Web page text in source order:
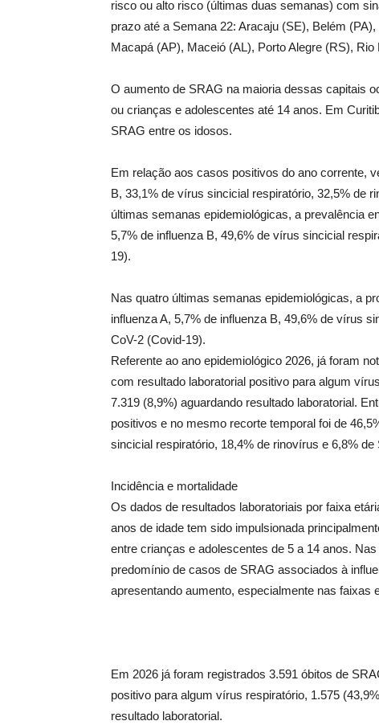
risco ou alto risco (últimas duas semanas) com
prazo até a Semana 22: Aracaju (SE), Belém
Macapá (AP), Maceió (AL), Porto Alegre (RS),
O aumento de SRAG na maioria dessas capitais
ou crianças e adolescentes até 14 anos. Em
SRAG entre os idosos.
Em relação aos casos positivos do ano corrente,
B, 33,1% de vírus sincicial respiratório, 32,5% de
últimas semanas epidemiológicas, a prevalência
5,7% de influenza B, 49,6% de vírus sincicial
19).
Nas quatro últimas semanas epidemiológicas, a
influenza A, 5,7% de influenza B, 49,6% de vírus
CoV-2 (Covid-19).
Referente ao ano epidemiológico 2026, já foram
com resultado laboratorial positivo para algum
7.319 (8,9%) aguardando resultado laboratorial.
positivos e no mesmo recorte temporal foi de
sincicial respiratório, 18,4% de rinovírus e 6,8%
Incidência e mortalidade
Os dados de resultados laboratoriais por faixa
anos de idade tem sido impulsionada
entre crianças e adolescentes de 5 a 14 anos.
predomínio de casos de SRAG associados à
apresentando aumento, especialmente nas faixas
Em 2026 já foram registrados 3.591 óbitos de
positivo para algum vírus respiratório, 1.575
resultado laboratorial.